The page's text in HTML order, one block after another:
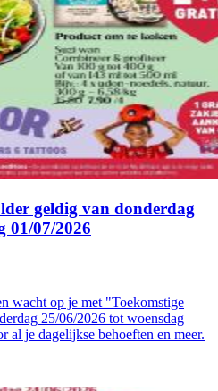
geldig van donderdag
01/07/2026
wacht op je met "Toekomstige
25/06/2026 tot woensdag
al je dagelijkse behoeften en meer.